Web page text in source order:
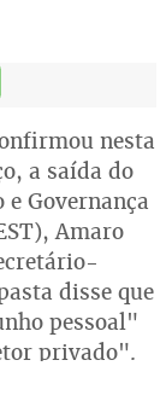
nesta
a saída do
e Governança
Amaro
disse que
pessoal"
privado".